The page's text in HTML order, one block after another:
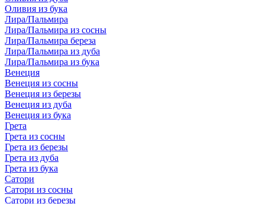
Оливия из бука
Лира/Пальмира
Лира/Пальмира из сосны
Лира/Пальмира береза
Лира/Пальмира из дуба
Лира/Пальмира из бука
Венеция
Венеция из сосны
Венеция из березы
Венеция из дуба
Венеция из бука
Грета
Грета из сосны
Грета из березы
Грета из дуба
Грета из бука
Сатори
Сатори из сосны
Сатори из березы